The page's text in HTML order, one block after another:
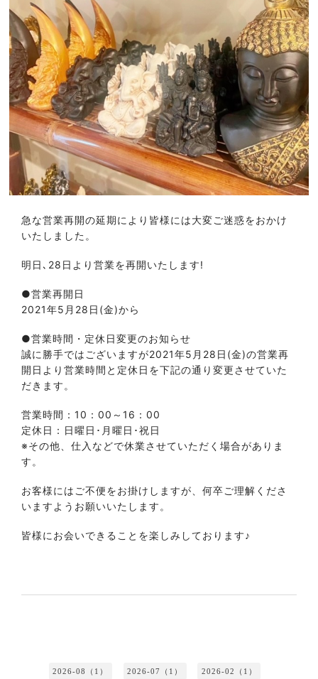
急な営業再開の延期により皆様には大変ご迷惑をおかけ
いたしました。
明日､28日より営業を再開いたします!
●営業再開日
2021年5月28日(金)から
●営業時間・定休日変更のお知らせ
誠に勝手ではございますが2021年5月28日(金)の営業再
開日より営業時間と定休日を下記の通り変更させていた
だきます。
営業時間：10：00～16：00
定休日：日曜日･月曜日･祝日
※その他、仕入などで休業させていただく場合がありま
す。
お客様にはご不便をお掛けしますが、何卒ご理解くださ
いますようお願いいたします。
皆様にお会いできることを楽しみしております♪
2026-08（1） 2026-07（1） 2026-02（1）